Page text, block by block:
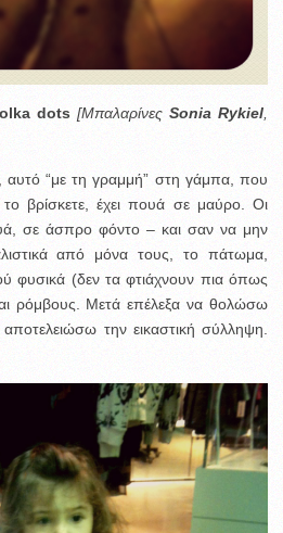
dots [Μπαλαρίνες Sonia Rykiel
“με τη γραμμή” στη γάμπα, που
βρίσκετε, έχει πουά σε μαύρο. Οι
σε άσπρο φόντο – και σαν να μην
από μόνα τους, το πάτωμα,
φυσικά (δεν τα φτιάχνουν πια όπως
ρόμβους. Μετά επέλεξα να θολώσω
την εικαστική σύλληψη.